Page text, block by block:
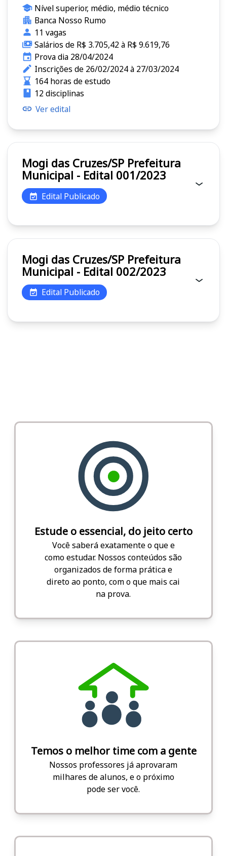
Nível superior, médio, médio técnico
Banca Nosso Rumo
11 vagas
Salários de R$ 3.705,42 à R$ 9.619,76
Prova dia 28/04/2024
Inscrições de 26/02/2024 à 27/03/2024
164 horas de estudo
12 disciplinas
Ver edital
Mogi das Cruzes/SP Prefeitura
Municipal - Edital 001/2023
Edital Publicado
Mogi das Cruzes/SP Prefeitura
Municipal - Edital 002/2023
Edital Publicado
Estude o essencial, do jeito certo
Você saberá exatamente o que e
como estudar. Nossos conteúdos são
organizados de forma prática e
direto ao ponto, com o que mais cai
na prova.
Temos o melhor time com a gente
Nossos professores já aprovaram
milhares de alunos, e o próximo
pode ser você.